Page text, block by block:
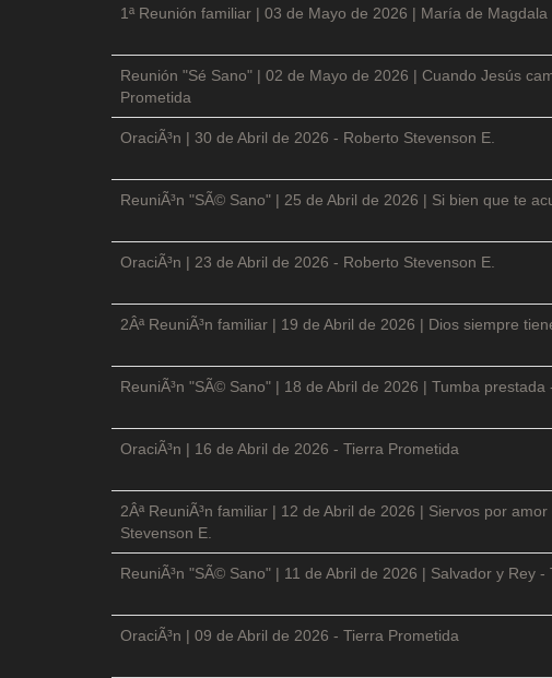
1ª Reunión familiar | 03 de Mayo de 2026 | María de
Reunión "Sé Sano" | 02 de Mayo de 2026 | Cuando Jesús
Prometida
OraciÃ³n | 30 de Abril de 2026 - Roberto Stevenson E.
ReuniÃ³n "SÃ© Sano" | 25 de Abril de 2026 | Si bien que te
OraciÃ³n | 23 de Abril de 2026 - Roberto Stevenson E.
2Âª ReuniÃ³n familiar | 19 de Abril de 2026 | Dios siempre
ReuniÃ³n "SÃ© Sano" | 18 de Abril de 2026 | Tumba prestada
OraciÃ³n | 16 de Abril de 2026 - Tierra Prometida
2Âª ReuniÃ³n familiar | 12 de Abril de 2026 | Siervos por
Stevenson E.
ReuniÃ³n "SÃ© Sano" | 11 de Abril de 2026 | Salvador y Rey -
OraciÃ³n | 09 de Abril de 2026 - Tierra Prometida